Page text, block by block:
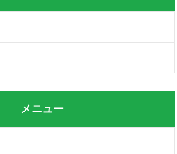
メニュー